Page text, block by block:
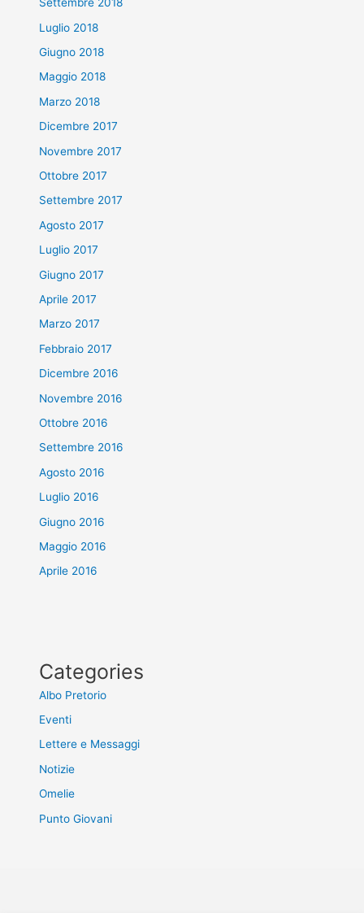
Luglio 2018
Giugno 2018
Maggio 2018
Marzo 2018
Dicembre 2017
Novembre 2017
Ottobre 2017
Settembre 2017
Agosto 2017
Luglio 2017
Giugno 2017
Aprile 2017
Marzo 2017
Febbraio 2017
Dicembre 2016
Novembre 2016
Ottobre 2016
Settembre 2016
Agosto 2016
Luglio 2016
Giugno 2016
Maggio 2016
Aprile 2016
Categories
Albo Pretorio
Eventi
Lettere e Messaggi
Notizie
Omelie
Punto Giovani